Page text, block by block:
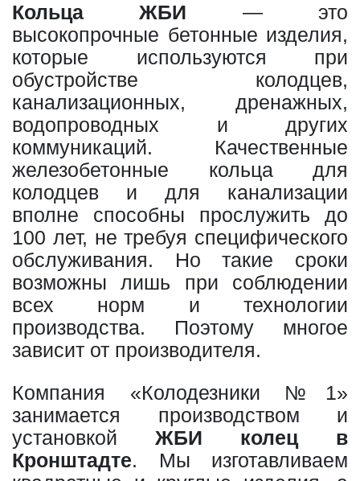
Кольца ЖБИ — это
высокопрочные бетонные изделия,
которые используются при
обустройстве колодцев,
канализационных, дренажных,
водопроводных и других
коммуникаций. Качественные
железобетонные кольца для
колодцев и для канализации
вполне способны прослужить до
100 лет, не требуя специфического
обслуживания. Но такие сроки
возможны лишь при соблюдении
всех норм и технологии
производства. Поэтому многое
зависит от производителя.
Компания «Колодезники №1»
занимается производством и
установкой ЖБИ колец в
Кронштадте. Мы изготавливаем